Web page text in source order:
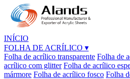
INÍCIO
FOLHA DE ACRÍLICO ▾
Folha de acrílico transparente Folha de
acrílico com glitter Folha de acrílico
mármore Folha de acrílico fosco Folha